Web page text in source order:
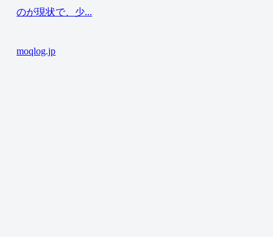
のが現状で、少...
moqlog.jp